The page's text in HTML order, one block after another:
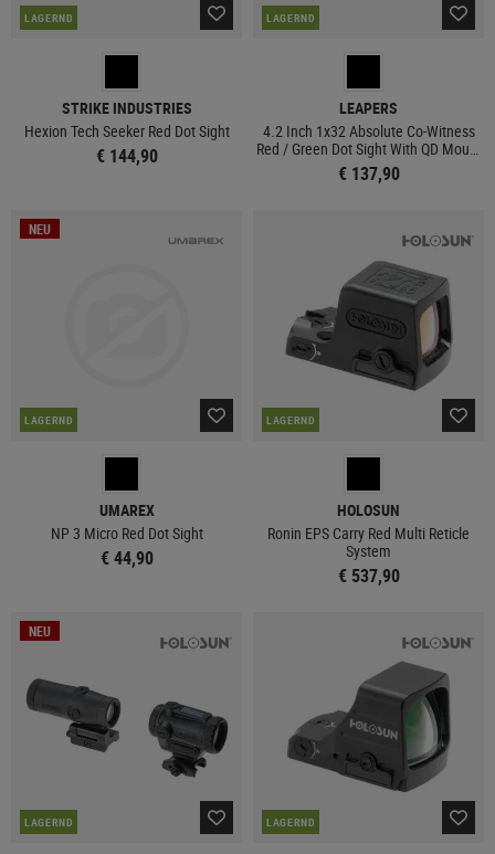
LAGERND
STRIKE INDUSTRIES
Hexion Tech Seeker Red Dot Sight
€ 144,90
LAGERND
LEAPERS
4.2 Inch 1x32 Absolute Co-Witness
Red / Green Dot Sight With QD Mount
and Riser
€ 137,90
NEU
LAGERND
UMAREX
NP 3 Micro Red Dot Sight
€ 44,90
LAGERND
HOLOSUN
Ronin EPS Carry Red Multi Reticle
System
€ 537,90
NEU
LAGERND LAGERND